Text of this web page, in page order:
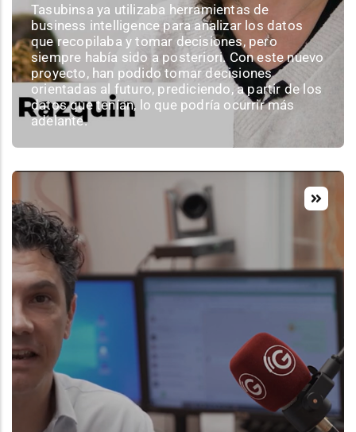
Tasubinsa ya utilizaba herramientas de
business intelligence para analizar los datos
que recopilaba y tomar decisiones, pero
siempre había sido a posteriori. Con este nuevo
proyecto, han podido tomar decisiones
orientadas al futuro, prediciendo, a partir de los
datos que tenían, lo que podría ocurrir más
adelante.